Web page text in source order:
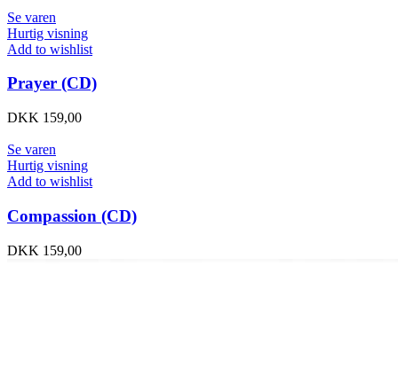
Se varen
Hurtig visning
Add to wishlist
Prayer (CD)
DKK 159,00
Se varen
Hurtig visning
Add to wishlist
Compassion (CD)
DKK 159,00